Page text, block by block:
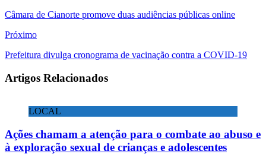
Câmara de Cianorte promove duas audiências públicas online
Próximo
Prefeitura divulga cronograma de vacinação contra a COVID-19
Artigos Relacionados
LOCAL
Ações chamam a atenção para o combate ao abuso e
à exploração sexual de crianças e adolescentes